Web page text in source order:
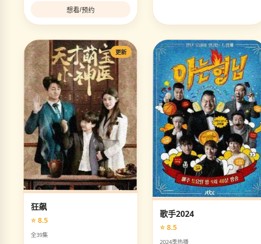
想看/预约
更新
狂飙
⭐ 8.5
全39集
歌手2024
⭐ 8.5
2024季热播